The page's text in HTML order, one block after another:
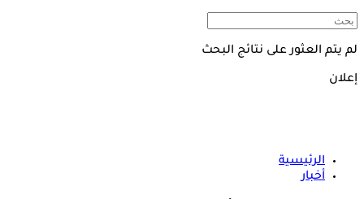
لم يتم العثور على نتائج البحث
إعلان
الرئيسية
أخبار